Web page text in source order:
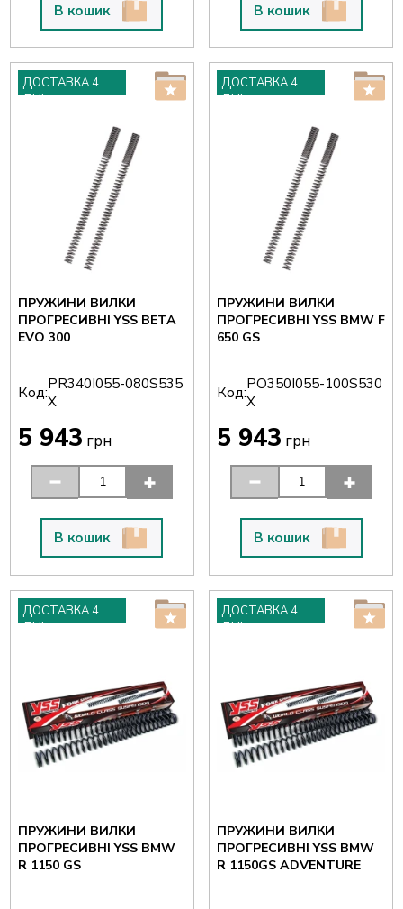
В кошик В кошик
ДОСТАВКА 4
ДНІ
ПРУЖИНИ ВИЛКИ
ПРОГРЕСИВНІ YSS BETA
EVO 300
Код:PR340I055-080S535
X
5 943 грн
В кошик
ДОСТАВКА 4
ДНІ
ПРУЖИНИ ВИЛКИ
ПРОГРЕСИВНІ YSS BMW F
650 GS
Код:PO350I055-100S530
X
5 943 грн
В кошик
ДОСТАВКА 4
ДНІ
ПРУЖИНИ ВИЛКИ
ПРОГРЕСИВНІ YSS BMW
R 1150 GS
ДОСТАВКА 4
ДНІ
ПРУЖИНИ ВИЛКИ
ПРОГРЕСИВНІ YSS BMW
R 1150GS ADVENTURE